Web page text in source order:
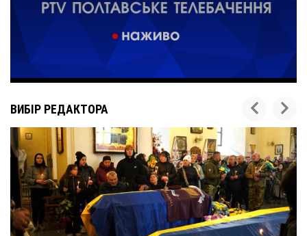
ВИБІР РЕДАКТОРА